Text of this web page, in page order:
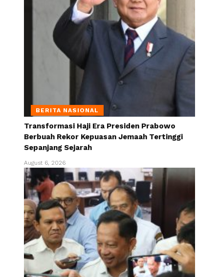
BERITA NASIONAL
Transformasi Haji Era Presiden Prabowo
Berbuah Rekor Kepuasan Jemaah Tertinggi
Sepanjang Sejarah
August 6, 2026